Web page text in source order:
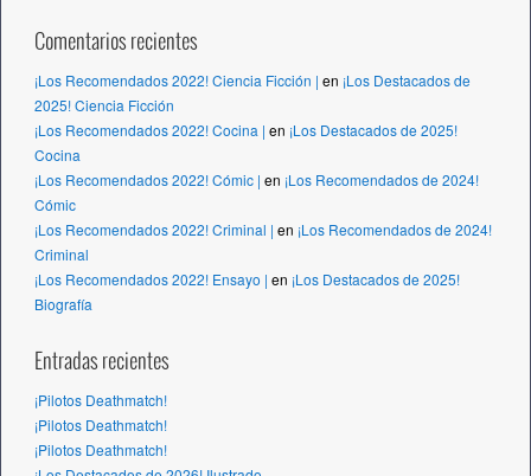
Comentarios recientes
¡Los Recomendados 2022! Ciencia Ficción | en ¡Los Destacados de
2025! Ciencia Ficción
¡Los Recomendados 2022! Cocina | en ¡Los Destacados de 2025!
Cocina
¡Los Recomendados 2022! Cómic | en ¡Los Recomendados de 2024!
Cómic
¡Los Recomendados 2022! Criminal | en ¡Los Recomendados de 2024!
Criminal
¡Los Recomendados 2022! Ensayo | en ¡Los Destacados de 2025!
Biografía
Entradas recientes
¡Pilotos Deathmatch!
¡Pilotos Deathmatch!
¡Pilotos Deathmatch!